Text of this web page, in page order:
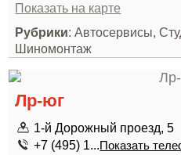
Показать на карте
Рубрики: Автосервисы,
Шиномонтаж
Лр-юг
1-й Дорожный проезд, 5
+7 (495) 1...Показать